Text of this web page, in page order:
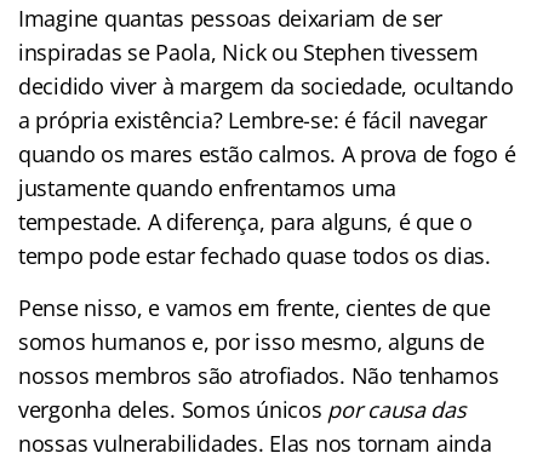
Imagine quantas pessoas deixariam de ser
inspiradas se Paola, Nick ou Stephen tivessem
decidido viver à margem da sociedade, ocultando
a própria existência? Lembre-se: é fácil navegar
quando os mares estão calmos. A prova de fogo é
justamente quando enfrentamos uma
tempestade. A diferença, para alguns, é que o
tempo pode estar fechado quase todos os dias.
Pense nisso, e vamos em frente, cientes de que
somos humanos e, por isso mesmo, alguns de
nossos membros são atrofiados. Não tenhamos
vergonha deles. Somos únicos por causa das
nossas vulnerabilidades. Elas nos tornam ainda